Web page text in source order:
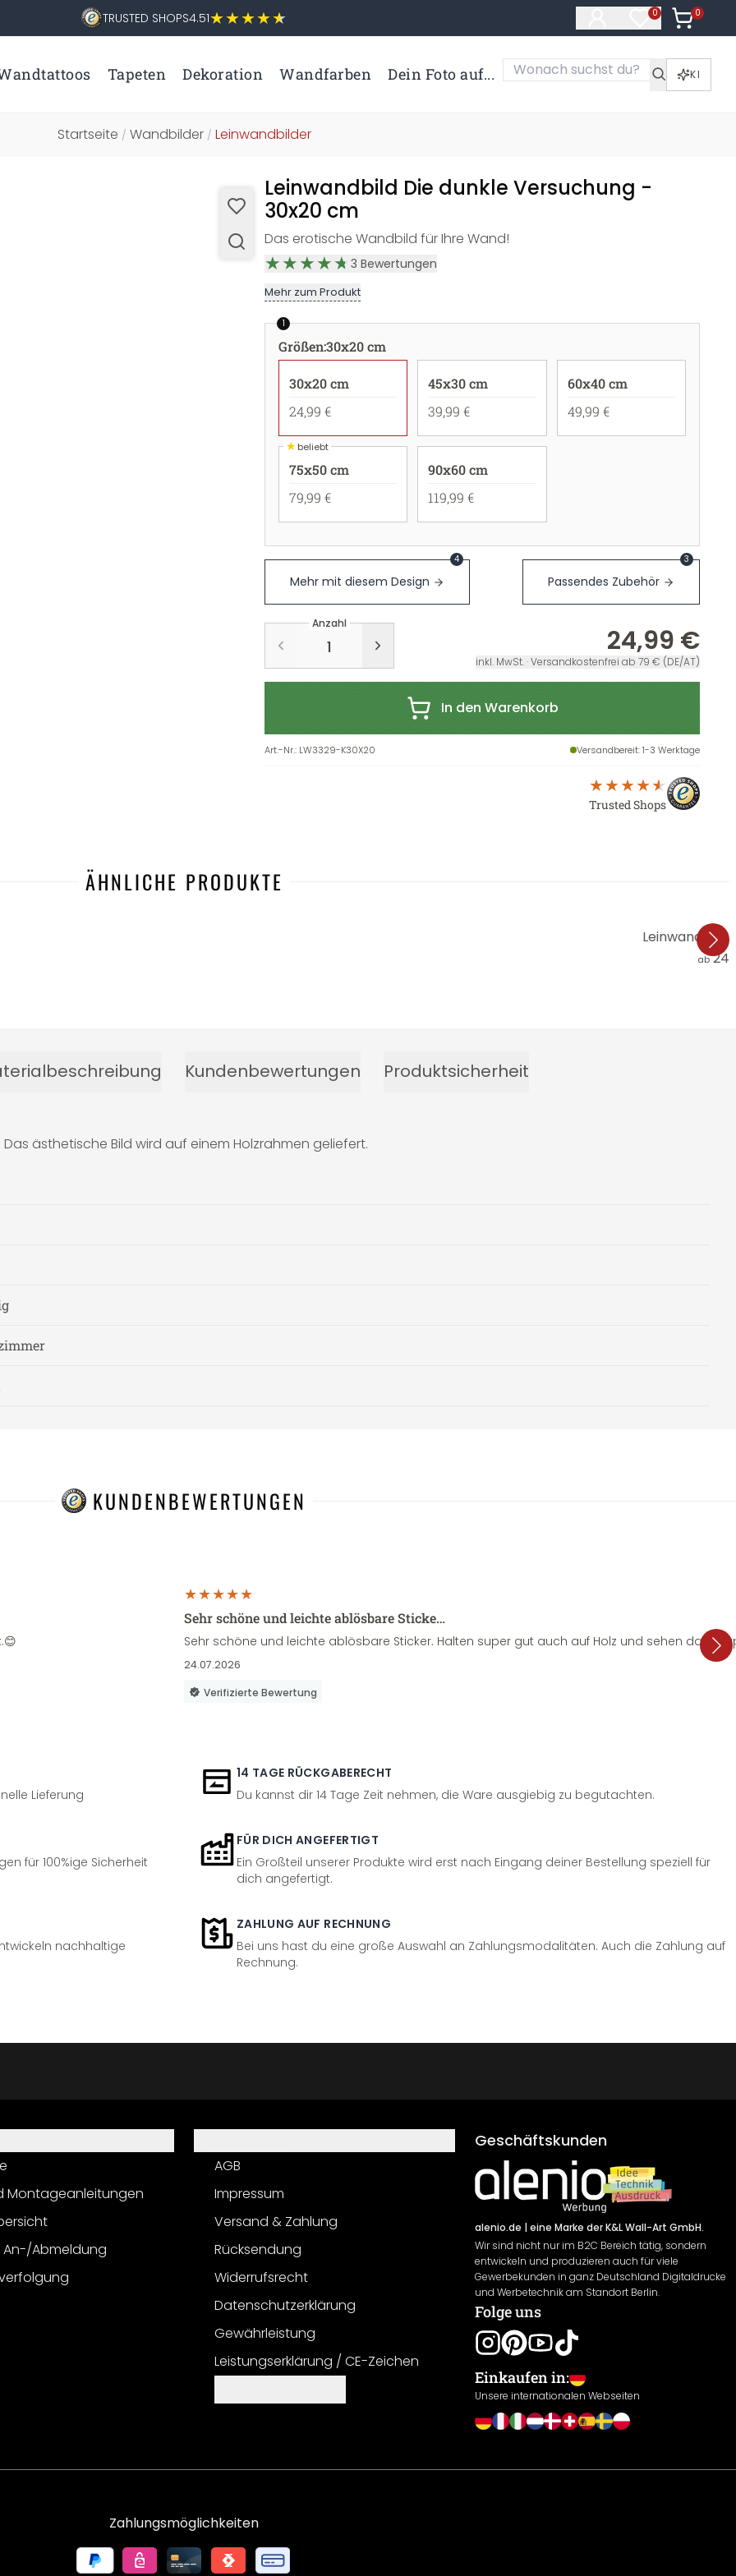
TRUSTED SHOPS4.51 0
Artikel im
0
Artikel
Tapeten Dekoration Wandfarben Dein Foto auf... KI
Startseite / Wandbilder/ Leinwandbilder
Leinwandbild Die dunkle Versuchung -
30x20 cm
Das erotische Wandbild für Ihre Wand!
3 Bewertungen
Mehr zum Produkt
1
Größen:30x20 cm
30x20 cm
24,99 €
45x30 cm
39,99 €
60x40 cm
49,99 €
★beliebt
75x50 cm
79,99 €
90x60 cm
119,99 €
Mehr mit diesem Design
4
Passendes Zubehör
3
Anzahl
24,99 €
inkl. MwSt. · Versandkostenfrei ab 79 € (DE/AT)
In den Warenkorb
Art.-Nr.: LW3329-K30X20 Versandbereit: 1-3 Werktage
Trusted Shops
ÄHNLICHE PRODUKTE
Leinwandbild
ab
Kundenbewertungen Produktsicherheit
ästhetische Bild wird auf einem Holzrahmen geliefert.
KUNDENBEWERTUNGEN
Sehr schöne und leichte ablösbare Sticke…
Sehr schöne und leichte ablösbare Sticker. Halten super gut auch auf Holz und sehen dazu
24.07.2026
Verifizierte Bewertung
Lieferung
14 TAGE RÜCKGABERECHT
Du kannst dir 14 Tage Zeit nehmen, die Ware ausgiebig zu begutachten.
für 100%ige Sicherheit
FÜR DICH ANGEFERTIGT
Ein Großteil unserer Produkte wird erst nach Eingang deiner Bestellung speziell für
dich angefertigt.
nachhaltige
ZAHLUNG AUF RECHNUNG
Bei uns hast du eine große Auswahl an Zahlungsmodalitäten. Auch die Zahlung auf
Rechnung.
Montageanleitungen
An-/Abmeldung
AGB
Impressum
Versand & Zahlung
Rücksendung
Widerrufsrecht
Datenschutzerklärung
Gewährleistung
Leistungserklärung / CE-Zeichen
Geschäftskunden
alenio.de | eine Marke der K&L Wall-Art GmbH.
Wir sind nicht nur im B2C Bereich tätig, sondern
entwickeln und produzieren auch für viele
Gewerbekunden in ganz Deutschland Digitaldrucke
und Werbetechnik am Standort Berlin.
Folge uns
Einkaufen in:
Unsere internationalen Webseiten
Zahlungsmöglichkeiten